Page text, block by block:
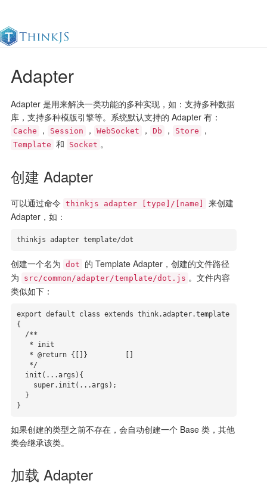
官方文档
Adapter
Adapter 是用来解决一类功能的多种实现，如：支持多种数据
库，支持多种模版引擎等。系统默认支持的 Adapter 有：
Cache ， Session ， WebSocket ， Db ， Store ，
Template 和 Socket 。
创建 Adapter
可以通过命令 thinkjs adapter [type]/[name]
来创建
Adapter，如：
thinkjs adapter template/dot
创建一个名为 dot
的 Template Adapter，创建的文件路径
为
src/common/adapter/template/dot.js 。文件内容
类似如下：
export default class extends think.adapter.template
{
}
如果创建的类型之前不存在，会自动创建一个 Base 类，其他
类会继承该类。
加载 Adapter